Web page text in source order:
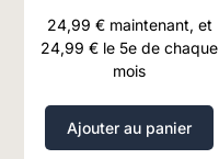
24,99 € maintenant, et
24,99€ le 5e de chaque
mois
Ajouter au panier